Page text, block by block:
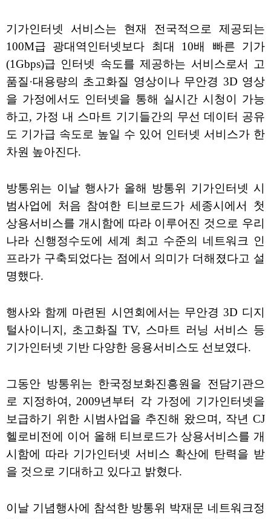
기가인터넷 서비스는 현재 전국적으로 제공되는
100M급 광대역인터넷보다 최대 10배 빠른 기가
(1Gbps)급 인터넷 속도를 제공하는 서비스로서 고
품질·대용량의 초고화질 영상이나 무안경 3D 영상
을 가정에서도 인터넷을 통해 실시간 시청이 가능
하고, 가정 내 스마트 기기들간의 무선 데이터 공유
도 기가급 속도로 높일 수 있어 인터넷 서비스가 한
차원 높아진다.
방통위는 이날 행사가 올해 방통위 기가인터넷 시
범사업에 처음 참여한 티브로드가 세종시에서 첫
상용서비스를 개시함에 따라 이루어진 것으로 우리
나라 신행정수도에 세계 최고 수준의 네트워크 인
프라가 구축되었다는 점에서 의미가 더해졌다고 설
명했다.
행사와 함께 마련된 시연회에서는 무안경 3D 디지
털사이니지, 초고화질 TV, 스마트 러닝 서비스 등
기가인터넷 기반 다양한 응용서비스도 선보였다.
그동안 방통위는 한국정보화진흥원을 전담기관으
로 지정하여, 2009년부터 각 가정에 기가인터넷을
보급하기 위한 시범사업을 추진해 왔으며, 작년 CJ
헬로비전에 이어 올해 티브로드가 상용서비스를 개
시함에 따라 기가인터넷 서비스 확산에 탄력을 받
을 것으로 기대하고 있다고 밝혔다.
이날 기념행사에 참석한 방통위 박재문 네트워크정